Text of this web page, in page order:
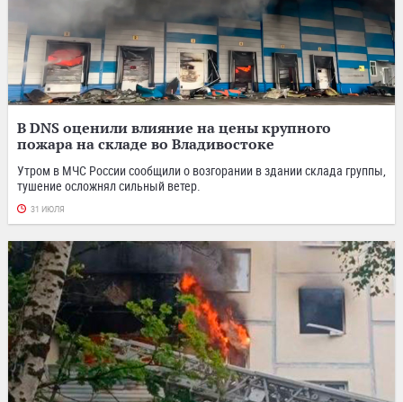
В DNS оценили влияние на цены крупного
пожара на складе во Владивостоке
Утром в МЧС России сообщили о возгорании в здании склада группы,
тушение осложнял сильный ветер.
31 ИЮЛЯ